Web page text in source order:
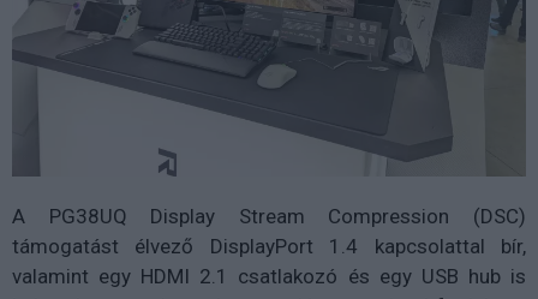
A PG38UQ Display Stream Compression (DSC)
támogatást élvező DisplayPort 1.4 kapcsolattal bír,
valamint egy HDMI 2.1 csatlakozó és egy USB hub is